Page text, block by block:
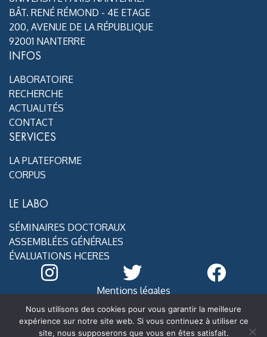
BÂT. RENÉ RÉMOND - 4E ETAGE
200, AVENUE DE LA RÉPUBLIQUE
92001 NANTERRE
INFOS
LABORATOIRE
RECHERCHE
ACTUALITÉS
CONTACT
SERVICES
LA PLATEFORME
CORPUS
LE LABO
SÉMINAIRES DOCTORAUX
ASSEMBLÉES GÉNÉRALES
ÉVALUATIONS HCERES
Mentions légales
@ MoDyCo 2020
Nous utilisons des cookies pour vous garantir la meilleure
expérience sur notre site web. Si vous continuez à utiliser ce
site, nous supposerons que vous en êtes satisfait.